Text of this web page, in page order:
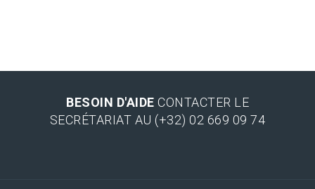
BESOIN D'AIDE CONTACTER LE
SECRÉTARIAT AU (+32) 02 669 09 74